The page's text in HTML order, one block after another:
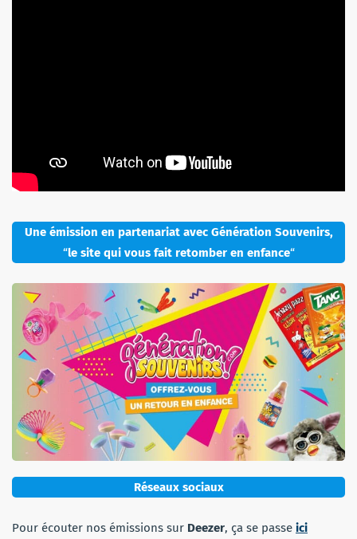
Une émission en partenariat avec Génération Souvenirs,
“le site qui vous fait retomber en enfance“
Réseaux sociaux
Pour écouter nos émissions sur Deezer, ça se passe ici